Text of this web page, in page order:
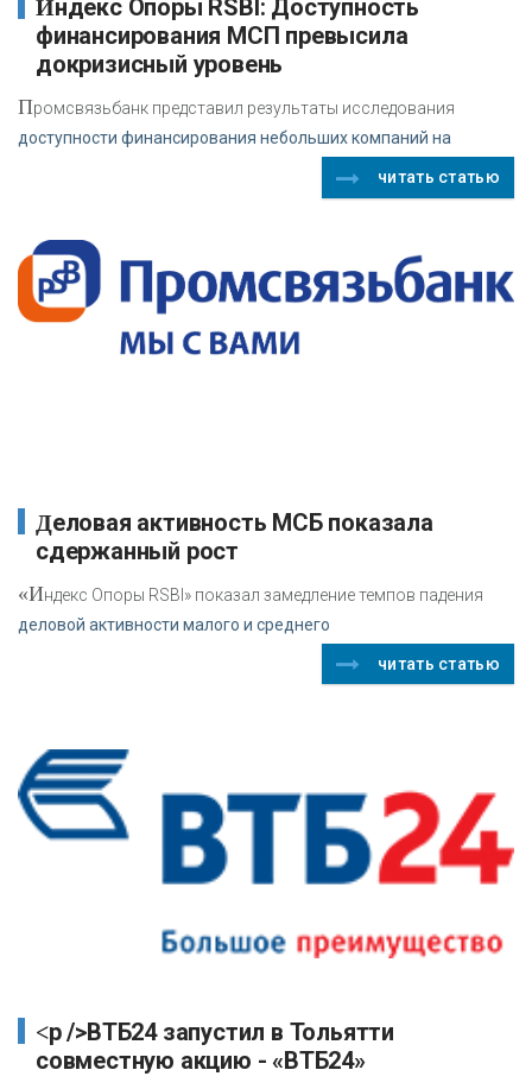
Индекс Опоры RSBI: Доступность
финансирования МСП превысила
докризисный уровень
Промсвязьбанк представил результаты исследования
доступности финансирования небольших компаний на
читать статью
Деловая активность МСБ показала
сдержанный рост
«Индекс Опоры RSBI» показал замедление темпов падения
деловой активности малого и среднего
читать статью
<p />ВТБ24 запустил в Тольятти
совместную акцию - «ВТБ24»